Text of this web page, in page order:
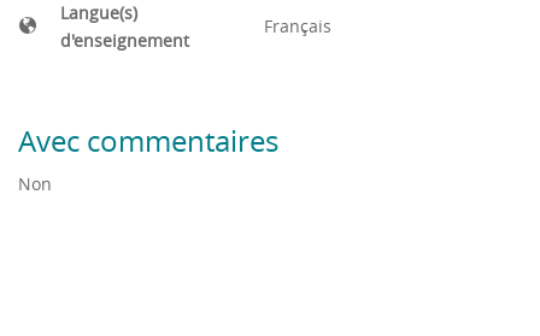
Langue(s)
d'enseignement
Français
Avec commentaires
Non